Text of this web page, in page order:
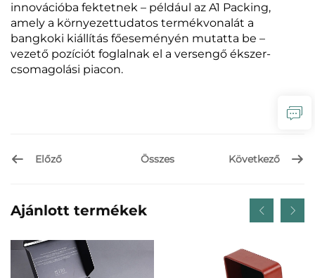
innovációba fektetnek – például az A1 Packing,
amely a környezettudatos termékvonalát a
bangkoki kiállítás főeseményén mutatta be –
vezető pozíciót foglalnak el a versengő ékszer-
csomagolási piacon.
Előző Összes Következő
Ajánlott termékek